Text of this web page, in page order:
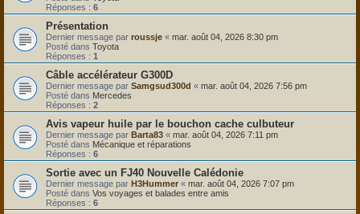
Réponses : 6
Présentation
Dernier message par roussje « mar. août 04, 2026 8:30 pm
Posté dans Toyota
Réponses : 1
Câble accélérateur G300D
Dernier message par Samgsud300d « mar. août 04, 2026 7:56 pm
Posté dans Mercedes
Réponses : 2
Avis vapeur huile par le bouchon cache culbuteur
Dernier message par Barta83 « mar. août 04, 2026 7:11 pm
Posté dans Mécanique et réparations
Réponses : 6
Sortie avec un FJ40 Nouvelle Calédonie
Dernier message par H3Hummer « mar. août 04, 2026 7:07 pm
Posté dans Vos voyages et balades entre amis
Réponses : 6